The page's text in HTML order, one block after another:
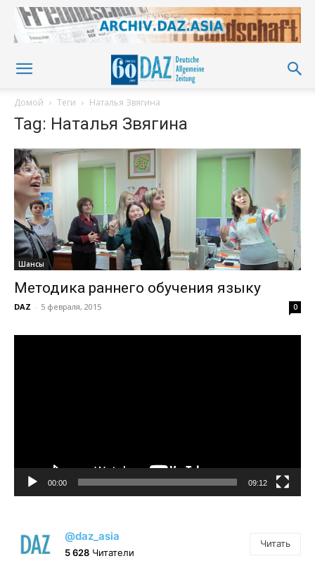
Домой Теги Наталья Звягина
Tag: Наталья Звягина
Шансы
Методика раннего обучения языку
DAZ - 5 февраля, 2015 0
00:00 09:12
@daz_asia
5 628 Читатели
Читать